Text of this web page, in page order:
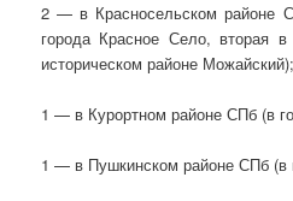
2 — в Красносельском районе
города Красное Село, вторая
историческом районе Можайский);
1 — в Курортном районе СПб (в
1 — в Пушкинском районе СПб (в